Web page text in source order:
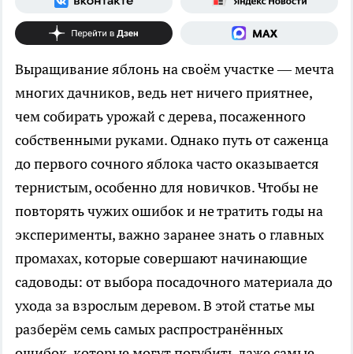
Выращивание яблонь на своём участке — мечта
многих дачников, ведь нет ничего приятнее,
чем собирать урожай с дерева, посаженного
собственными руками. Однако путь от саженца
до первого сочного яблока часто оказывается
тернистым, особенно для новичков. Чтобы не
повторять чужих ошибок и не тратить годы на
эксперименты, важно заранее знать о главных
промахах, которые совершают начинающие
садоводы: от выбора посадочного материала до
ухода за взрослым деревом. В этой статье мы
разберём семь самых распространённых